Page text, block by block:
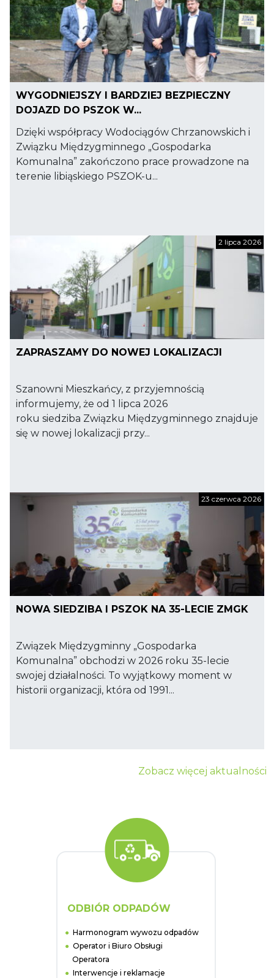
WYGODNIEJSZY I BARDZIEJ BEZPIECZNY
DOJAZD DO PSZOK W...
Dzięki współpracy Wodociągów Chrzanowskich i
Związku Międzygminnego „Gospodarka
Komunalna” zakończono prace prowadzone na
terenie libiąskiego PSZOK-u...
2 lipca 2026
ZAPRASZAMY DO NOWEJ LOKALIZACJI
Szanowni Mieszkańcy, z przyjemnością
informujemy, że od 1 lipca 2026
roku siedziba Związku Międzygminnego znajduje
się w nowej lokalizacji przy...
23 czerwca 2026
NOWA SIEDZIBA I PSZOK NA 35-LECIE ZMGK
Związek Międzygminny „Gospodarka
Komunalna” obchodzi w 2026 roku 35-lecie
swojej działalności. To wyjątkowy moment w
historii organizacji, która od 1991...
Zobacz więcej aktualności
ODBIÓR ODPADÓW
Harmonogram wywozu odpadów
Operator i Biuro Obsługi
Operatora
Interwencje i reklamacje